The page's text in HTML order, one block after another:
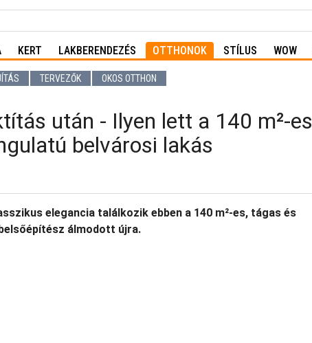
KERT LAKBERENDEZÉS OTTHONOK STÍLUS WOW
TERVEZŐK OKOS OTTHON
után - Ilyen lett a 140 m²‑es
belvárosi lakás
elegancia találkozik ebben a 140 m²‑es, tágas és
álmodott újra.